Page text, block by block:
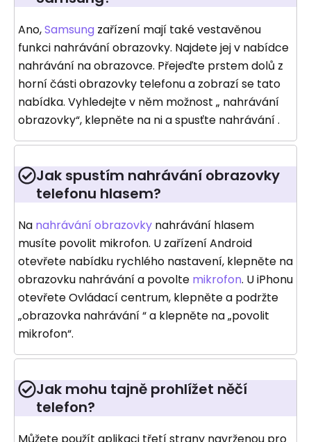
Ano,Samsung zařízení mají také vestavěnou
funkci nahrávání obrazovky. Najdete jej v nabídce
nahrávání na obrazovce. Přejeďte prstem dolů z
horní části obrazovky telefonu a zobrazí se tato
nabídka. Vyhledejte v něm možnost „ nahrávání
obrazovky“, klepněte na ni a spusťte nahrávání .
Jak spustím nahrávání obrazovky
telefonu hlasem?
Na nahrávání obrazovky nahrávání hlasem
musíte povolit mikrofon. U zařízení Android
otevřete nabídku rychlého nastavení, klepněte na
obrazovku nahrávání a povolte mikrofon. U iPhonu
otevřete Ovládací centrum, klepněte a podržte
„obrazovka nahrávání “ a klepněte na „povolit
mikrofon“.
Jak mohu tajně prohlížet něčí
telefon?
Můžete použít aplikaci třetí strany navrženou pro